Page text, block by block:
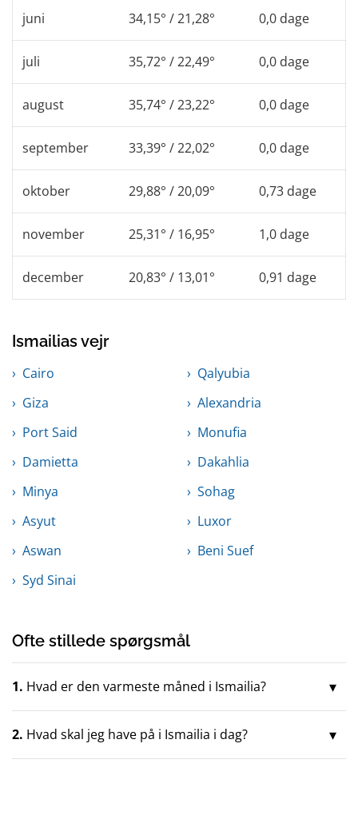
juni 34,15° / 21,28° 0,0 dage
juli 35,72° / 22,49° 0,0 dage
august 35,74° / 23,22° 0,0 dage
september 33,39° / 22,02° 0,0 dage
oktober 29,88° / 20,09° 0,73 dage
november 25,31° / 16,95° 1,0 dage
december 20,83° / 13,01° 0,91 dage
Ismailias vejr
Cairo
Qalyubia
Giza
Alexandria
Port Said
Monufia
Damietta
Dakahlia
Minya
Sohag
Asyut
Luxor
Aswan
Beni Suef
Syd Sinai
Ofte stillede spørgsmål
1. Hvad er den varmeste måned i Ismailia?
2. Hvad skal jeg have på i Ismailia i dag?